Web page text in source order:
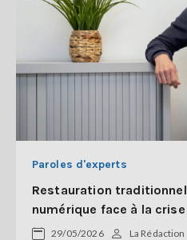
Paroles d'experts
Restauration
numérique face à la crise
29/05/2026
La Rédaction